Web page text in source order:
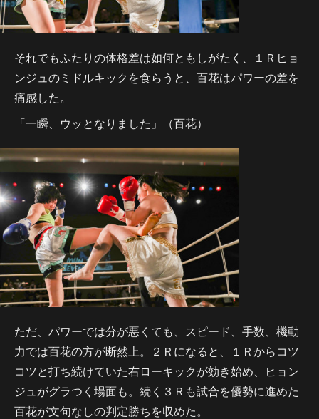
それでもふたりの体格差は如何ともしがたく、１Ｒヒョ
ンジュのミドルキックを食らうと、百花はパワーの差を
痛感した。
「一瞬、ウッとなりました」（百花）
ただ、パワーでは分が悪くても、スピード、手数、機動
力では百花の方が断然上。２Ｒになると、１Ｒからコツ
コツと打ち続けていた右ローキックが効き始め、ヒョン
ジュがグラつく場面も。続く３Ｒも試合を優勢に進めた
百花が文句なしの判定勝ちを収めた。